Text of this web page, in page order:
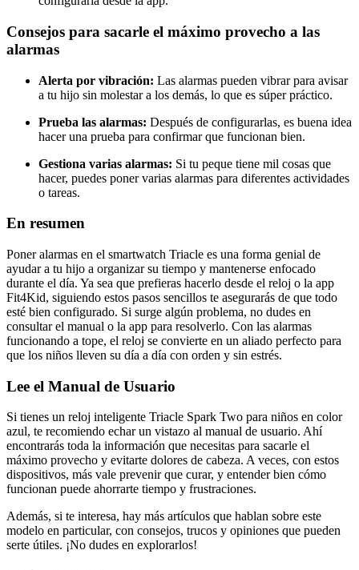
Consejos para sacarle el máximo provecho a las
alarmas
Alerta por vibración: Las alarmas pueden vibrar para avisar
a tu hijo sin molestar a los demás, lo que es súper práctico.
Prueba las alarmas: Después de configurarlas, es buena idea
hacer una prueba para confirmar que funcionan bien.
Gestiona varias alarmas: Si tu peque tiene mil cosas que
hacer, puedes poner varias alarmas para diferentes actividades
o tareas.
En resumen
Poner alarmas en el smartwatch Triacle es una forma genial de
ayudar a tu hijo a organizar su tiempo y mantenerse enfocado
durante el día. Ya sea que prefieras hacerlo desde el reloj o la app
Fit4Kid, siguiendo estos pasos sencillos te asegurarás de que todo
esté bien configurado. Si surge algún problema, no dudes en
consultar el manual o la app para resolverlo. Con las alarmas
funcionando a tope, el reloj se convierte en un aliado perfecto para
que los niños lleven su día a día con orden y sin estrés.
Lee el Manual de Usuario
Si tienes un reloj inteligente Triacle Spark Two para niños en color
azul, te recomiendo echar un vistazo al manual de usuario. Ahí
encontrarás toda la información que necesitas para sacarle el
máximo provecho y evitarte dolores de cabeza. A veces, con estos
dispositivos, más vale prevenir que curar, y entender bien cómo
funcionan puede ahorrarte tiempo y frustraciones.
Además, si te interesa, hay más artículos que hablan sobre este
modelo en particular, con consejos, trucos y opiniones que pueden
serte útiles. ¡No dudes en explorarlos!